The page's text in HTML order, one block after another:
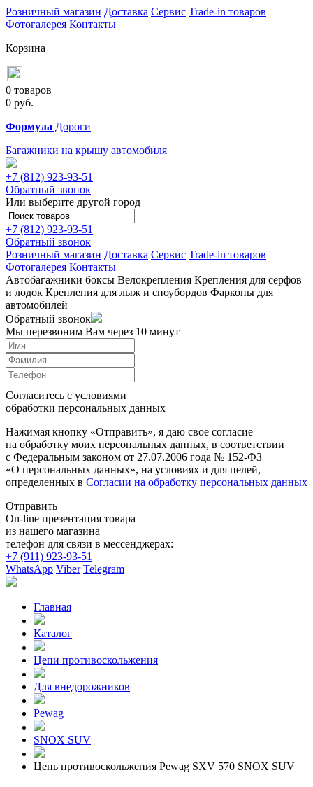
Розничный магазин Доставка Сервис Trade-in товаров
Фотогалерея Контакты
Корзина
0 товаров
0 руб.
Формула Дороги
Багажники на крышу автомобиля
+7 (812) 923-93-51
Обратный звонок
Или выберите другой город
+7 (812) 923-93-51
Обратный звонок
Розничный магазин Доставка Сервис Trade-in товаров
Фотогалерея Контакты
Автобагажники боксы Велокрепления Крепления для серфов
и лодок Крепления для лыж и сноубордов Фаркопы для
автомобилей
Обратный звонок
Мы перезвоним Вам через 10 минут
Согласитесь с условиями
обработки персональных данных
Нажимая кнопку «Отправить», я даю свое согласие
на обработку моих персональных данных, в соответствии
с Федеральным законом от 27.07.2006 года № 152-ФЗ
«О персональных данных», на условиях и для целей,
определенных в Согласии на обработку персональных данных
Отправить
On-line презентация товара
из нашего магазина
телефон для связи в мессенджерах:
+7 (911) 923-93-51
WhatsApp Viber Telegram
Главная
Каталог
Цепи противоскольжения
Для внедорожников
Pewag
SNOX SUV
Цепь противоскольжения Pewag SXV 570 SNOX SUV